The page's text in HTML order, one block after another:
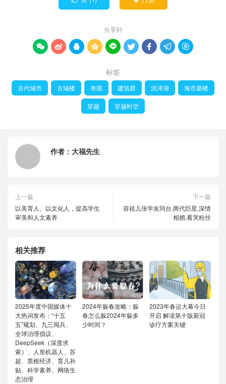
分享到
        
标签
古代城市 古城楼 奇观 建筑群 洪泽湖 海市蜃楼
穿越 穿越时空
作者： 大福先生
上一篇
以美育人、以文化人，提高学生
审美和人文素养
下一篇
容祖儿张学友同台,两代巨星,深情
相拥,看哭粉丝
相关推荐
2025年度中国媒体十
大热词发布：“十五
五”规划、九三阅兵、
全球治理倡议、
DeepSeek（深度求
索）、人形机器人、苏
超、票根经济、育儿补
贴、科学素养、网络生
态治理
2024年躲春攻略：躲
春怎么躲2024年躲多
少时间？
2023年春运大幕今日
开启 解读第十版新冠
诊疗方案关键